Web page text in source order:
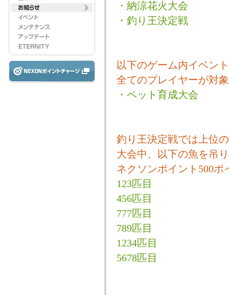
・納涼花火大会
・釣り王決定戦
以下のゲーム内イベン
全てのプレイヤーが対
・ペット育成大会
釣り王決定戦では上位
大会中、以下の魚を吊
ネクソンポイント500ポ
123匹目
456匹目
777匹目
789匹目
1234匹目
5678匹目